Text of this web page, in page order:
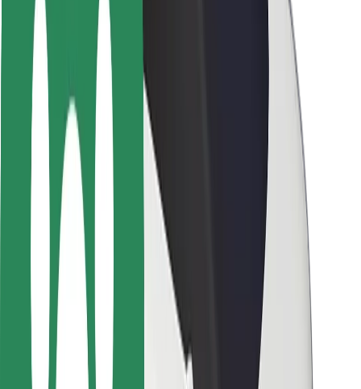
Seguridad para usuarios
Seguridad para conductores
Seguridad para patinetes
Laboratorio de seguridad
Ciudades
Dónde estamos
Soluciones para las ciudades
Aeropuertos
Estaciones de carga de Bolt
Soporte
Para usuarios
Para conductores
Para repartidores